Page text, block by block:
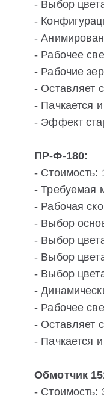
- Выбор
-
-
- Рабочее
- Рабочие
- Оставляет
- Пачкается
- Эффект
ПР-Ф-180:
- Стоимость:
- Требуемая
- Рабочая
- Выбор
- Выбор
- Выбор
- Выбор
-
- Рабочее
- Оставляет
- Пачкается
Обмотчик
- Стоимость: